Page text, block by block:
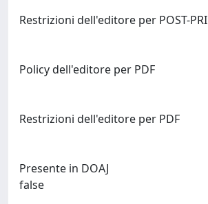
Restrizioni dell'editore per POST-
Policy dell'editore per PDF
Restrizioni dell'editore per PDF
Presente in DOAJ